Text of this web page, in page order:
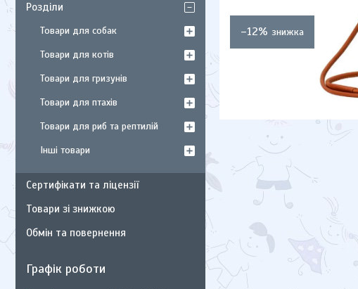
–12%
Розділи
Товари для собак
Товари для котів
Товари для гризунів
Товари для птахів
Товари для риб та рептилій
Інші товари
Сертифікати та ліцензії
Товари зі знижкою
Обмін та повернення
Графік роботи